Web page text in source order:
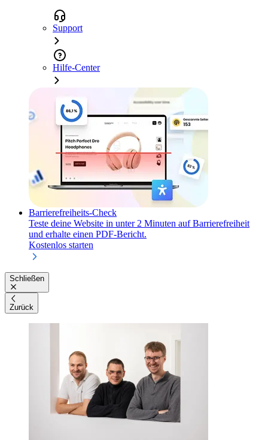
Support
Hilfe-Center
Barrierefreiheits-Check
Teste deine Website in unter 2 Minuten auf Barrierefreiheit
und erhalte einen PDF-Bericht.
Kostenlos starten
Schließen
Zurück